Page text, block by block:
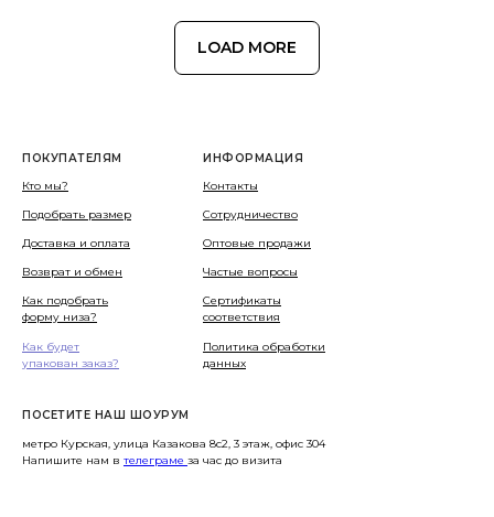
LOAD MORE
ПОКУПАТЕЛЯМ
ИНФОРМАЦИЯ
Кто мы?
Подобрать размер
Доставка и оплата
Возврат и обмен
Сертификаты
соответствия
Контакты
Оптовые продажи
Сотрудничество
Политика обработки
данных
Как подобрать
форму низа?
Частые вопросы
Как будет
упакован заказ?
ПОСЕТИТЕ НАШ ШОУРУМ
метро Курская, улица Казакова 8с2, 3 этаж, офис 304
Напишите нам в телеграме за час до визита